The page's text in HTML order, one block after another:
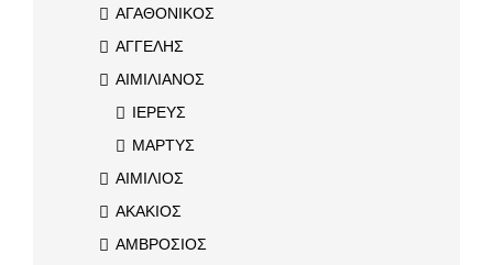
ΑΓΑΘΟΝΙΚΟΣ
ΑΓΓΕΛΗΣ
ΑΙΜΙΛΙΑΝΟΣ
ΙΕΡΕΥΣ
ΜΑΡΤΥΣ
ΑΙΜΙΛΙΟΣ
ΑΚΑΚΙΟΣ
ΑΜΒΡΟΣΙΟΣ